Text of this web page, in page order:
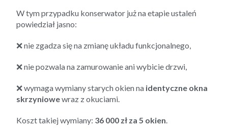
W tym przypadku konserwator już na etapie ustaleń
powiedział jasno:
❌ nie zgadza się na zmianę układu funkcjonalnego,
❌ nie pozwala na zamurowanie ani wybicie drzwi,
❌ wymaga wymiany starych okien na identyczne okna
skrzyniowewraz z okuciami.
Koszt takiej wymiany: 36 000 zł za 5 okien.